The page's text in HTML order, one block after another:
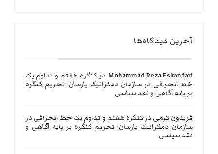
آخرین دیدگاه‌ها
Mohammad Reza Eskandari در کنگره هفتم و تداوم یک
خط انحرافی در سازمان دمکراتیک یارسان؛ تحریم کنگره
بر پایه آگاهی و نقد سیاسی
فریدون کرمی درکنگره هفتم و تداوم یک خط انحرافی در
سازمان دمکراتیک یارسان؛ تحریم کنگره بر پایه آگاهی و
نقد سیاسی